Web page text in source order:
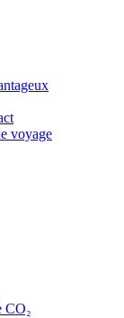
voyage
CO₂